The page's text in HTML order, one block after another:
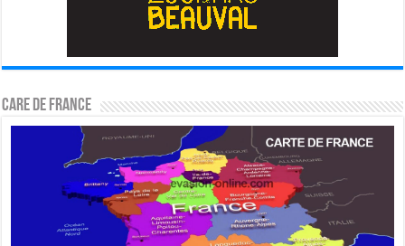
CARE DE FRANCE